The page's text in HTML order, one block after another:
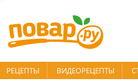
РЕЦЕПТЫ ВИДЕОРЕЦЕПТЫ